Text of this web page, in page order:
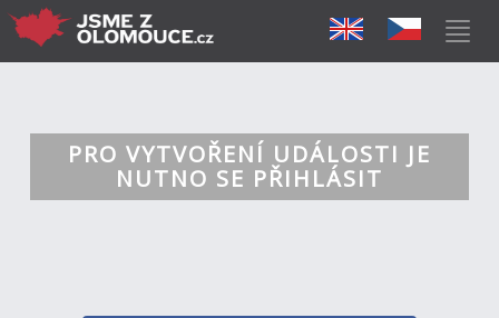
PRO VYTVOŘENÍ UDÁLOSTI JE
NUTNO SE PŘIHLÁSIT